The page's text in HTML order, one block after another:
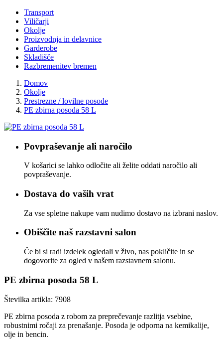
Transport
Viličarji
Okolje
Proizvodnja in delavnice
Garderobe
Skladišče
Razbremenitev bremen
Domov
Okolje
Prestrezne / lovilne posode
PE zbirna posoda 58 L
Povpraševanje ali naročilo
V košarici se lahko odločite ali želite oddati naročilo ali
povpraševanje.
Dostava do vaših vrat
Za vse spletne nakupe vam nudimo dostavo na izbrani naslov.
Obiščite naš razstavni salon
Če bi si radi izdelek ogledali v živo, nas pokličite in se
dogovorite za ogled v našem razstavnem salonu.
PE zbirna posoda 58 L
Številka artikla: 7908
PE zbirna posoda z robom za preprečevanje razlitja vsebine,
robustnimi ročaji za prenašanje. Posoda je odporna na kemikalije,
olje in bencin.